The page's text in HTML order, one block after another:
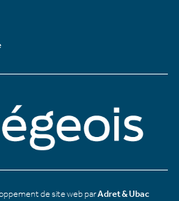
de site web parAdret & Ubac